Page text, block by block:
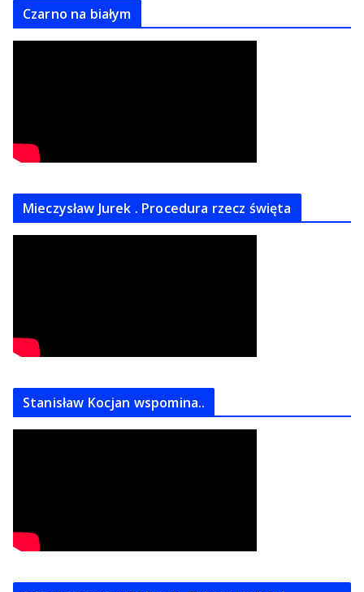
Czarno na białym
Mieczysław Jurek . Procedura rzecz święta
Stanisław Kocjan wspomina..